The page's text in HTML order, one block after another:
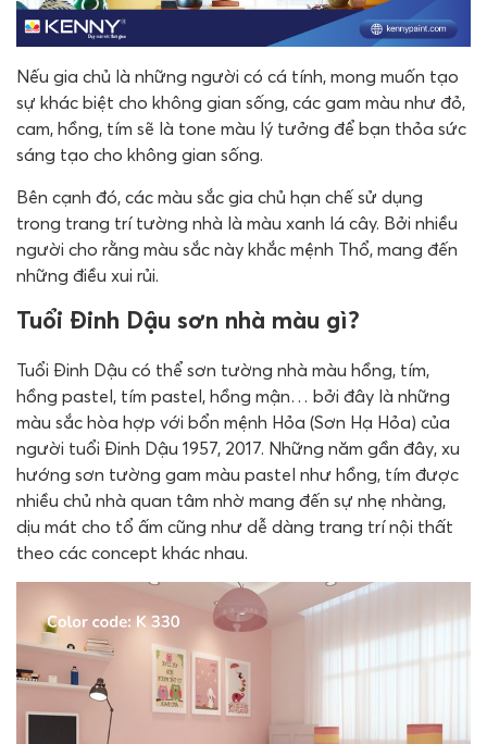
Nếu gia chủ là những người có cá tính, mong muốn tạo
sự khác biệt cho không gian sống, các gam màu như đỏ,
cam, hồng, tím sẽ là tone màu lý tưởng để bạn thỏa sức
sáng tạo cho không gian sống.
Bên cạnh đó, các màu sắc gia chủ hạn chế sử dụng
trong trang trí tường nhà là màu xanh lá cây. Bởi nhiều
người cho rằng màu sắc này khắc mệnh Thổ, mang đến
những điều xui rủi.
Tuổi Đinh Dậu sơn nhà màu gì?
Tuổi Đinh Dậu có thể sơn tường nhà màu hồng, tím,
hồng pastel, tím pastel, hồng mận… bởi đây là những
màu sắc hòa hợp với bổn mệnh Hỏa (Sơn Hạ Hỏa) của
người tuổi Đinh Dậu 1957, 2017. Những năm gần đây, xu
hướng sơn tường gam màu pastel như hồng, tím được
nhiều chủ nhà quan tâm nhờ mang đến sự nhẹ nhàng,
dịu mát cho tổ ấm cũng như dễ dàng trang trí nội thất
theo các concept khác nhau.